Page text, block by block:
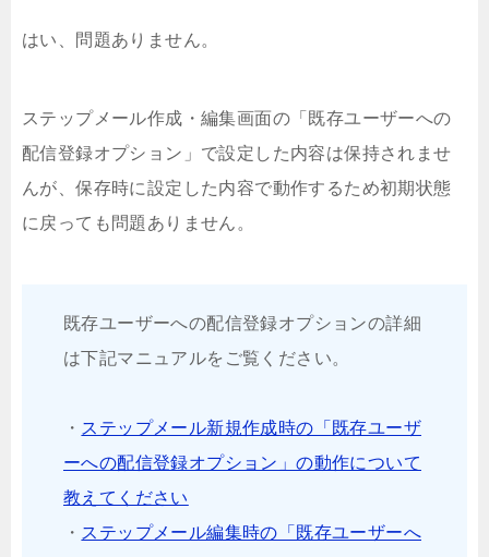
はい、問題ありません。
ステップメール作成・編集画面の「既存ユーザーへの
配信登録オプション」で設定した内容は保持されませ
んが、保存時に設定した内容で動作するため初期状態
に戻っても問題ありません。
既存ユーザーへの配信登録オプションの詳細
は下記マニュアルをご覧ください。
・ ステップメール新規作成時の「既存ユーザ
ーへの配信登録オプション」の動作について
教えてください
・ ステップメール編集時の「既存ユーザーへ